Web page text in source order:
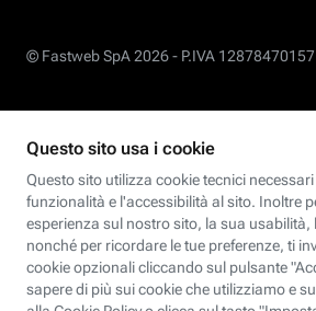
© Fastweb SpA 2026 - P.IVA 12878470157